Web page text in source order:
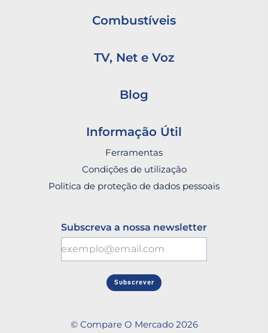
Combustíveis
TV, Net e Voz
Blog
Informação Útil
Ferramentas
Condições de utilização
Politica de proteção de dados pessoais
Subscreva a nossa newsletter
Subscrever
© Compare O Mercado 2026